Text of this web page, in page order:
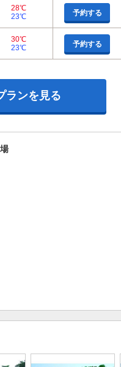
28℃
23℃
予約する
30℃
23℃
予約する
ランを見る